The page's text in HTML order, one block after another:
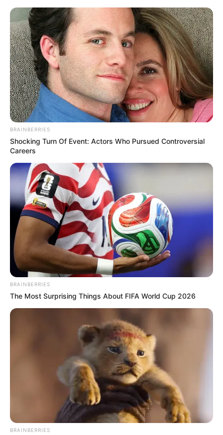
HOME
INSPIRASI
STYLE
FILM &
SERIES
NGAKAK
QUOTES
HYPE
MORE
BRAINBERRIES
Shocking Turn Of Event: Actors Who Pursued Controversial
Careers
BRAINBERRIES
The Most Surprising Things About FIFA World Cup 2026
BRAINBERRIES